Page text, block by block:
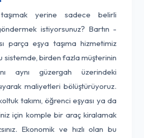
yerine sadece belirli
göndermek istiyorsunuz? Bartın -
parça eşya taşıma hizmetimiz
sistemde, birden fazla müşterinin
aynı güzergah üzerindeki
maliyetleri bölüştürüyoruz.
takımı, öğrenci eşyası ya da
için komple bir araç kiralamak
Ekonomik ve hızlı olan bu